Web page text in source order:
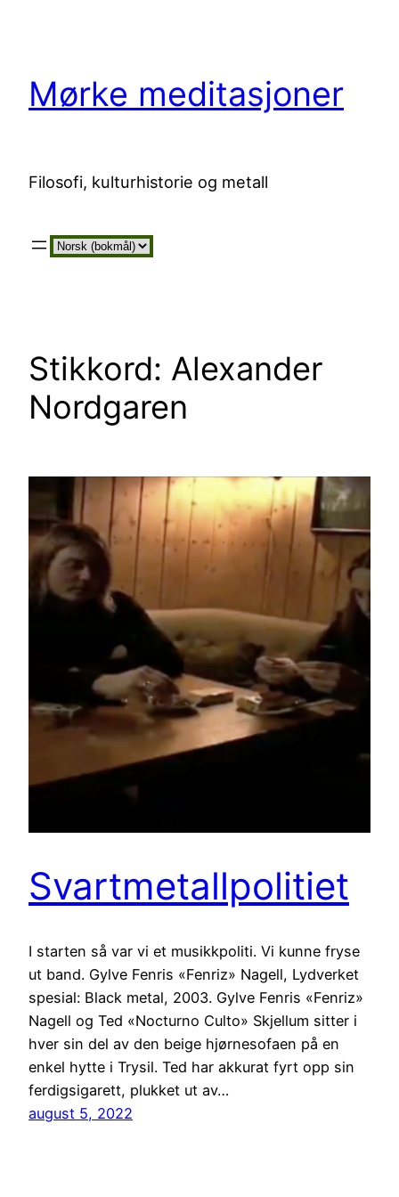
Mørke meditasjoner
Filosofi, kulturhistorie og metall
Velg
Stikkord: Alexander
Nordgaren
Svartmetallpolitiet
I starten så var vi et musikkpoliti. Vi kunne fryse
ut band. Gylve Fenris «Fenriz» Nagell, Lydverket
spesial: Black metal, 2003. Gylve Fenris «Fenriz»
Nagell og Ted «Nocturno Culto» Skjellum sitter i
hver sin del av den beige hjørnesofaen på en
enkel hytte i Trysil. Ted har akkurat fyrt opp sin
ferdigsigarett, plukket ut av…
august 5, 2022